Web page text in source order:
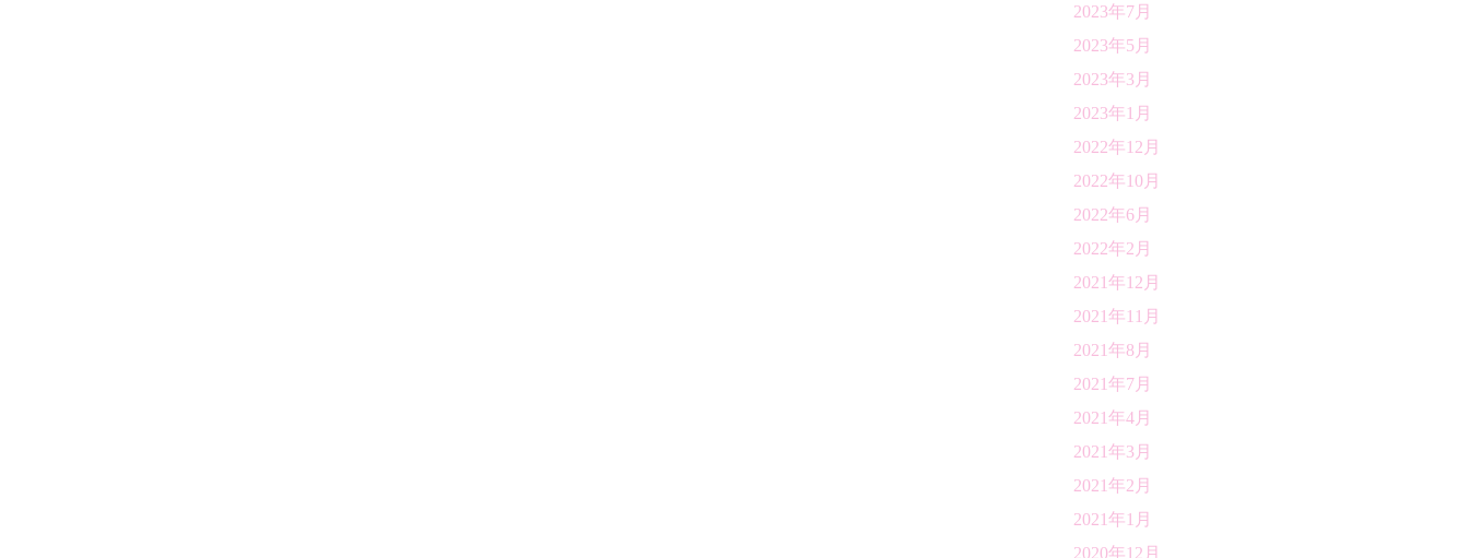
2023年7月
2023年5月
2023年3月
2023年1月
2022年12月
2022年10月
2022年6月
2022年2月
2021年12月
2021年11月
2021年8月
2021年7月
2021年4月
2021年3月
2021年2月
2021年1月
2020年12月